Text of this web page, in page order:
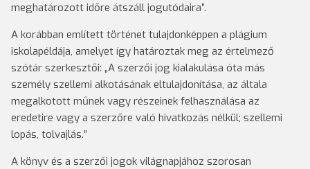
meghatározott időre átszáll jogutódaira”.
A korábban említett történet tulajdonképpen a plágium
iskolapéldája, amelyet így határoztak meg az értelmező
szótár szerkesztői: „A szerzői jog kialakulása óta más
személy szellemi alkotásának eltulajdonítása, az általa
megalkotott műnek vagy részeinek felhasználása az
eredetire vagy a szerzőre való hivatkozás nélkül; szellemi
lopás, tolvajlás.”
A könyv és a szerzői jogok világnapjához szorosan